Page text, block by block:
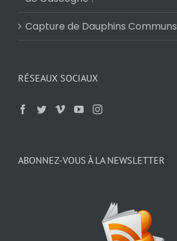
Capture de Dauphins Communs
RÉSEAUX SOCIAUX
ABONNEZ-VOUS À LA NEWSLETTER